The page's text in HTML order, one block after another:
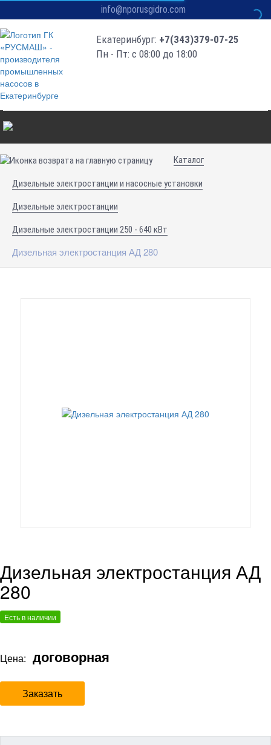
info@nporusgidro.com
Екатеринбург: +7(343)379-07-25
Пн - Пт: с 08:00 до 18:00
Каталог
Дизельные электростанции и насосные установки
Дизельные электростанции
Дизельные электростанции 250 - 640 кВт
Дизельная электростанция АД 280
Дизельная электростанция АД
280
Есть в наличии
Цена: договорная
Заказать